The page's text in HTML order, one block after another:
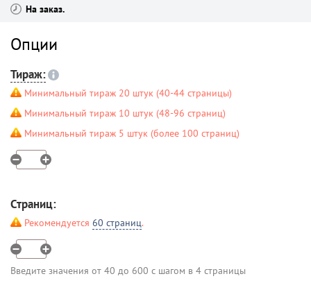
На заказ
Опции
Тираж:
Минимальный тираж 20 штук (40-44 страницы)
Минимальный тираж 10 штук (48-96 страниц)
Минимальный тираж 5 штук (более 100 страниц)
Страниц:
Рекомендуется 60 страниц.
Введите значения от 40 до 600 с шагом в 4 страницы